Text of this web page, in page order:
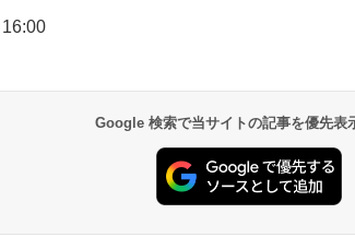
Google 検索で当サイトの記事を優先表